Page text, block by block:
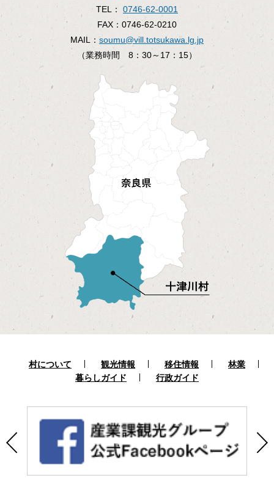
TEL： 0746-62-0001
FAX： 0746-62-0210
MAIL： soumu@vill.totsukawa.lg.jp
（業務時間 8：30～17：15）
村について 観光情報 移住情報
林業
暮らしガイド
行政ガイド